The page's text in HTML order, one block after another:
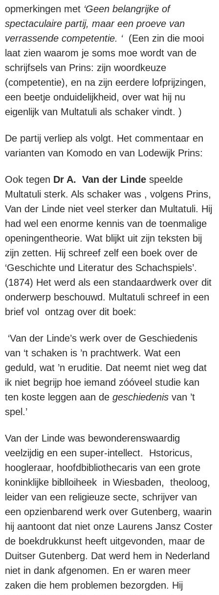
opmerkingen met ‘Geen belangrijke of
spectaculaire partij, maar een proeve van
verrassende competentie. ‘ (Een zin die mooi
laat zien waarom je soms moe wordt van de
schrijfsels van Prins: zijn woordkeuze
(competentie), en na zijn eerdere lofprijzingen,
een beetje onduidelijkheid, over wat hij nu
eigenlijk van Multatuli als schaker vindt. )
De partij verliep als volgt. Het commentaar en
varianten van Komodo en van Lodewijk Prins:
Ook tegen Dr A. Van der Linde speelde
Multatuli sterk. Als schaker was , volgens Prins,
Van der Linde niet veel sterker dan Multatuli. Hij
had wel een enorme kennis van de toenmalige
openingentheorie. Wat blijkt uit zijn teksten bij
zijn zetten. Hij schreef zelf een boek over de
‘Geschichte und Literatur des Schachspiels’.
(1874) Het werd als een standaardwerk over dit
onderwerp beschouwd. Multatuli schreef in een
brief vol ontzag over dit boek:
‘Van der Linde’s werk over de Geschiedenis
van ‘t schaken is ’n prachtwerk. Wat een
geduld, wat ’n eruditie. Dat neemt niet weg dat
ik niet begrijp hoe iemand zóóveel studie kan
ten koste leggen aan de geschiedenis van ’t
spel.’
Van der Linde was bewonderenswaardig
veelzijdig en een super-intellect. Hstoricus,
hoogleraar, hoofdbibliothecaris van een grote
koninklijke biblloiheek in Wiesbaden, theoloog,
leider van een religieuze secte, schrijver van
een opzienbarend werk over Gutenberg, waarin
hij aantoont dat niet onze Laurens Jansz Coster
de boekdrukkunst heeft uitgevonden, maar de
Duitser Gutenberg. Dat werd hem in Nederland
niet in dank afgenomen. En er waren meer
zaken die hem problemen bezorgden. Hij